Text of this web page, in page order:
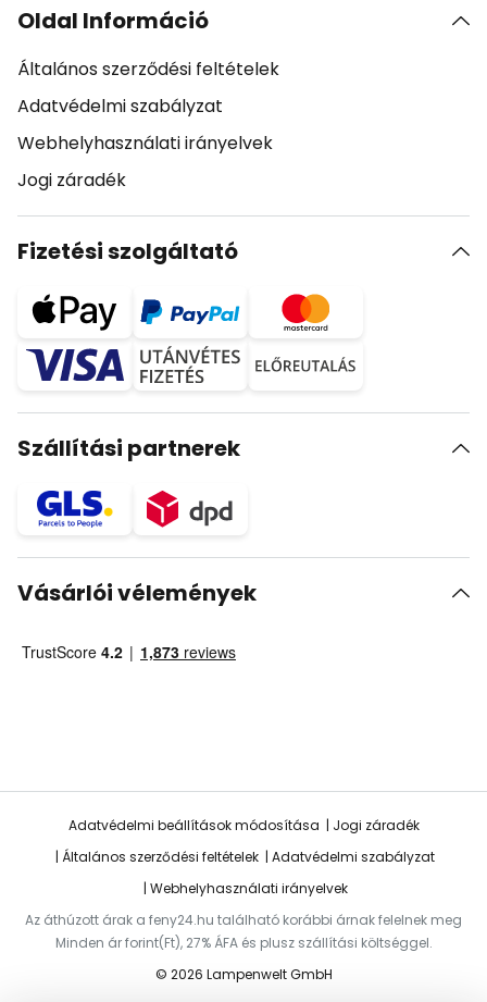
Oldal Információ
Általános szerződési feltételek
Adatvédelmi szabályzat
Webhelyhasználati irányelvek
Jogi záradék
Fizetési szolgáltató
Szállítási partnerek
Vásárlói vélemények
Adatvédelmi beállítások módosítása
Jogi záradék
Általános szerződési feltételek
Adatvédelmi szabályzat
Webhelyhasználati irányelvek
Az áthúzott árak a feny24.hu található korábbi árnak felelnek meg
Minden ár forint(Ft), 27% ÁFA és plusz szállítási költséggel.
© 2026 Lampenwelt GmbH